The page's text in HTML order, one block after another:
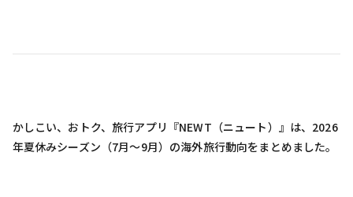
かしこい、おトク、旅行アプリ『NEWT（ニュート）』は、2026
年夏休みシーズン（7月〜9月）の海外旅行動向をまとめました。